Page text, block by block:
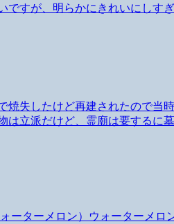
ですが、明らかにきれいにしす
焼失したけど再建されたので当
は立派だけど、霊廟は要するに
ーターメロン）ウォーターメ